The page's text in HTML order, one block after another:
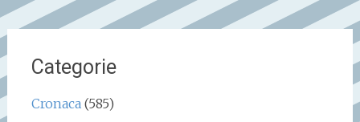
Categorie
Cronaca(585)